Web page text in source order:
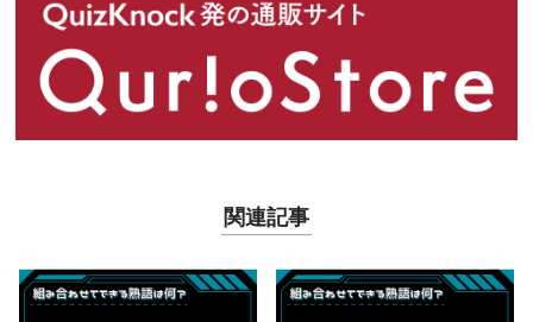
関連記事